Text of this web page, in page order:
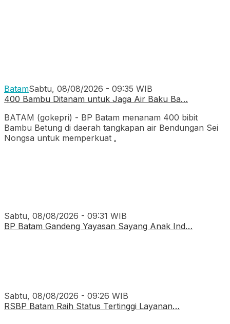
BatamSabtu, 08/08/2026 - 09:35 WIB
400 Bambu Ditanam untuk Jaga Air Baku Ba…
BATAM (gokepri) - BP Batam menanam 400 bibit
Bambu Betung di daerah tangkapan air Bendungan Sei
Nongsa untuk memperkuat .
Sabtu, 08/08/2026 - 09:31 WIB
BP Batam Gandeng Yayasan Sayang Anak Ind…
Sabtu, 08/08/2026 - 09:26 WIB
RSBP Batam Raih Status Tertinggi Layanan…